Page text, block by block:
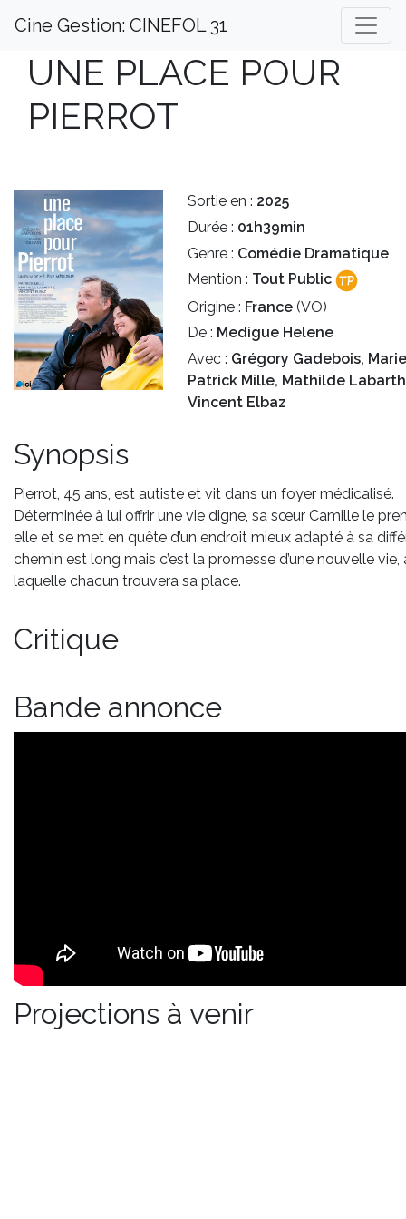
Cine Gestion: CINEFOL 31
UNE PLACE POUR
PIERROT
Sortie en : 2025
Durée : 01h39min
Genre : Comédie Dramatique
Mention : Tout Public
Origine : France (VO)
De : Medigue Helene
Avec : Grégory Gadebois,
Patrick Mille, Mathilde
Vincent Elbaz
Synopsis
Pierrot, 45 ans, est autiste et vit dans un foyer médicalisé.
Déterminée à lui offrir une vie digne, sa sœur Camille le
elle et se met en quête d’un endroit mieux adapté à sa
chemin est long mais c’est la promesse d’une nouvelle vie,
laquelle chacun trouvera sa place.
Critique
Bande annonce
Projections à venir